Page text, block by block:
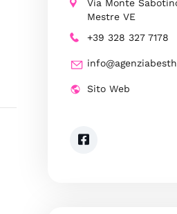
Via Monte
Mestre VE
+39 328 327 7178
Sito Web